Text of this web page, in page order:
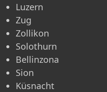
Luzern
Zug
Zollikon
Solothurn
Bellinzona
Sion
Küsnacht